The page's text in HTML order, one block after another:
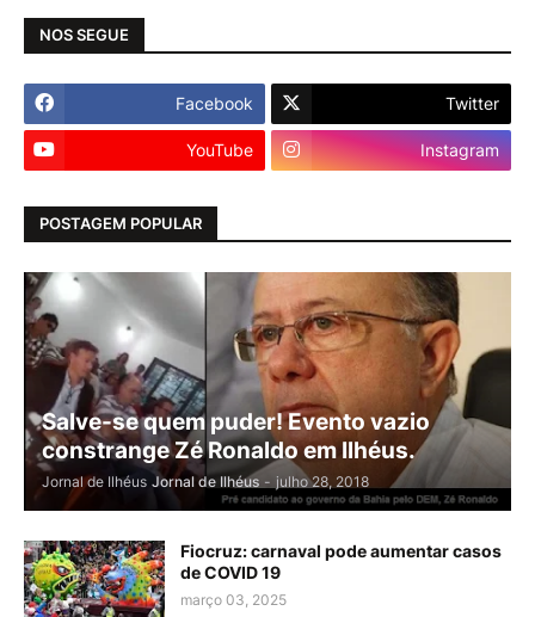
NOS SEGUE
Facebook Twitter
YouTube Instagram
POSTAGEM POPULAR
Salve-se quem puder! Evento vazio
constrange Zé Ronaldo em Ilhéus.
Jornal de Ilhéus Jornal de Ilhéus - julho 28, 2018
Fiocruz: carnaval pode aumentar casos
de COVID 19
março 03, 2025